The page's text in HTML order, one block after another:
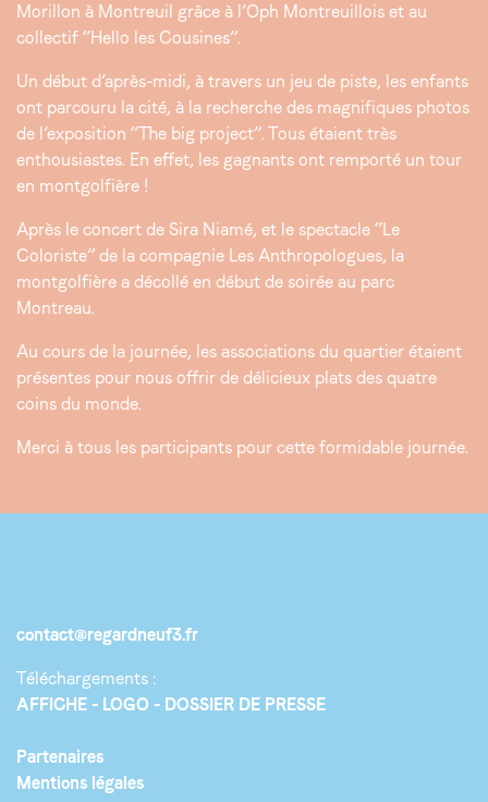
Morillon à Montreuil grâce à l’Oph Montreuillois et au
collectif “Hello les Cousines”.
Un début d’après-midi, à travers un jeu de piste, les enfants
ont parcouru la cité, à la recherche des magnifiques photos
de l’exposition “The big project”. Tous étaient très
enthousiastes. En effet, les gagnants ont remporté un tour
en montgolfière !
Après le concert de Sira Niamé, et le spectacle “Le
Coloriste” de la compagnie Les Anthropologues, la
montgolfière a décollé en début de soirée au parc
Montreau.
Au cours de la journée, les associations du quartier étaient
présentes pour nous offrir de délicieux plats des quatre
coins du monde.
Merci à tous les participants pour cette formidable journée.
contact@regardneuf3.fr
Téléchargements :
AFFICHE
LOGO DOSSIER DE PRESSE
Partenaires
Mentions légales